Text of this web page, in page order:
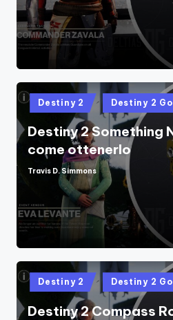
by
Posted
in
Destiny 2 Destiny 2
Destiny 2 Something
come ottenerlo
Posted
Travis D. Simmons
Posted
in
Destiny 2 Destiny 2
Destiny 2 Compass